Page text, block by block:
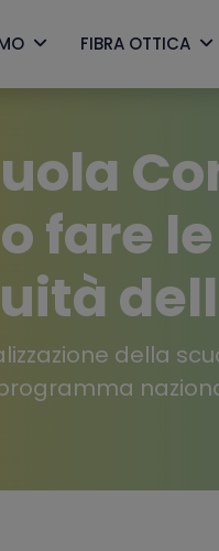
FIBRA OTTICA
fare
della